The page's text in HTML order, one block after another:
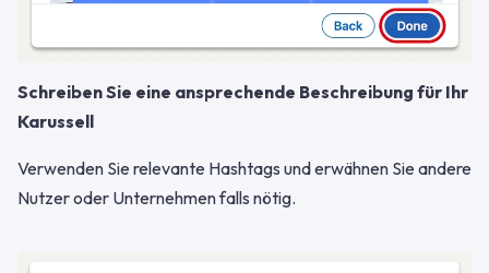
Schreiben Sie eine ansprechende Beschreibung für Ihr
Karussell
Verwenden Sie relevante Hashtags und erwähnen Sie andere
Nutzer oder Unternehmen falls nötig.